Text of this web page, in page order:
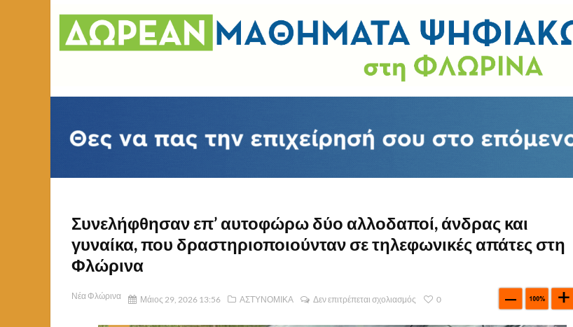
Συνελήφθησαν επ’ αυτοφώρω δύο αλλοδαποί, άνδρας και
γυναίκα, που δραστηριοποιούνταν σε τηλεφωνικές απάτες στη
Φλώρινα
Νέα Φλώρινα Μάιος 29, 2026 13:56 ΑΣΤΥΝΟΜΙΚΑ Δεν επιτρέπεται σχολιασμός 0